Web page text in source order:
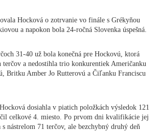
Hocková o zotrvanie vo finále s Grékyňou
a napokon bola 24-ročná Slovenka úspešná.
31-40 už bola konečná pre Hockovú, ktorá
terčov a nedostihla trio konkurentiek Američanku
Britku Amber Jo Rutterovú a Čiľanku Franciscu
dosiahla v piatich položkách výsledok 121
celkové 4. miesto. Po prvom dni kvalifikácie jej
nástrelom 71 terčov, ale bezchybný druhý deň